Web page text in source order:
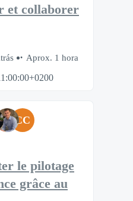
et collaborer
Aprox. 1 hora
CC
le pilotage
grâce au